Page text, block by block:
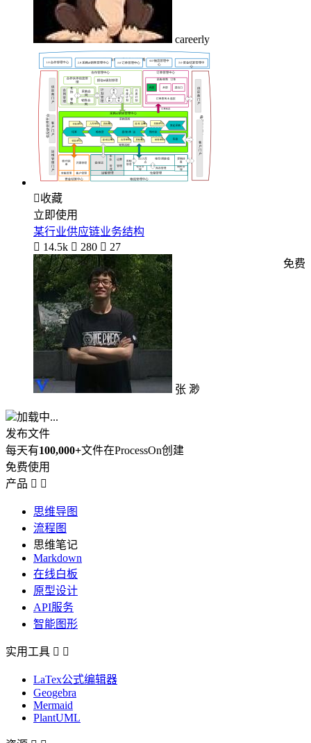
careerly
收藏
立即使用
某行业供应链业务结构
 14.5k  280  27
张 渺
免费
加载中...
发布文件
每天有100,000+文件在ProcessOn创建
免费使用
产品  
思维导图
流程图
思维笔记
Markdown
在线白板
原型设计
API服务
智能图形
实用工具  
LaTex公式编辑器
Geogebra
Mermaid
PlantUML